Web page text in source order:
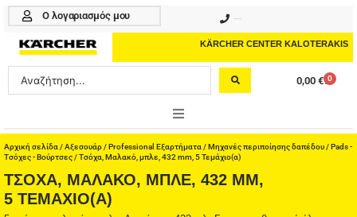
Μετάβαση
περιεχόμενο
Ο λογαριασμός μου
KÄRCHER CENTER KALOTERAKIS
Search
...
0,00 € 0
Cart
ONLINE SHOP
HOME & GARDEN
Αρχική σελίδα /Αξεσουάρ/Professional Εξαρτήματα /Μηχανές περιποίησης δαπέδου/Pads -
Τσόχες - Βούρτσες/ Τσόχα, Μαλακό, μπλε, 432 mm, 5 Τεμάχιο(α)
ΤΣΌΧΑ, ΜΑΛΑΚΌ, ΜΠΛΕ, 432 MM,
5 ΤΕΜΆΧΙΟ(Α)